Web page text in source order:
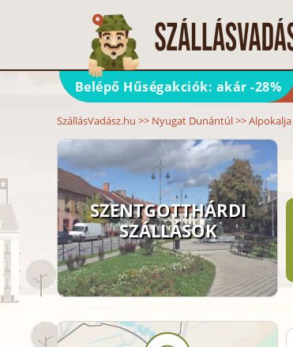
Belépő Hűségakciók: akár -28%
SzállásVadász.hu >> Nyugat Dunántúl>>Alpokalja
SZENTGOTTHÁRDI
SZÁLLÁSOK